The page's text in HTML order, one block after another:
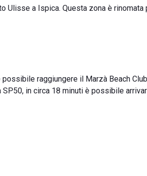
Ulisse a Ispica. Questa zona è
raggiungere il Marzà Beach
in circa 18 minuti è possibile